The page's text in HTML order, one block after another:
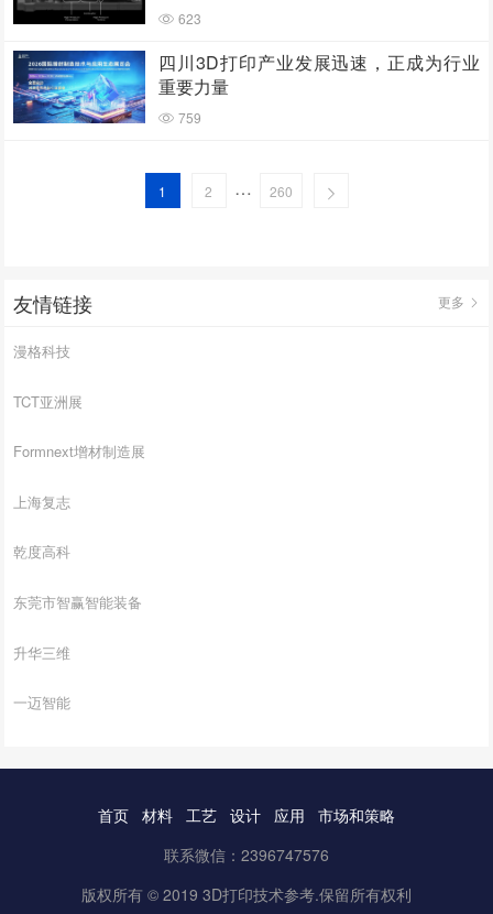
623
四川3D打印产业发展迅速，正成为行业
重要力量
759
1 2 … 260
友情链接 更多
漫格科技
TCT亚洲展
Formnext增材制造展
上海复志
乾度高科
东莞市智赢智能装备
升华三维
一迈智能
首页 材料 工艺 设计 应用
市场和策略
联系微信：2396747576
版权所有 © 2019 3D打印技术参考.保留所有权利